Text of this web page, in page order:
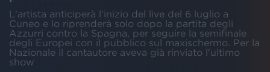
L'artista anticiperà l'inizio del live del 6 luglio a
Cuneo e lo riprenderà solo dopo la partita degli
Azzurri contro la Spagna, per seguire la semifinale
degli Europei con il pubblico sul maxischermo. Per la
Nazionale il cantautore aveva già rinviato l'ultimo
show